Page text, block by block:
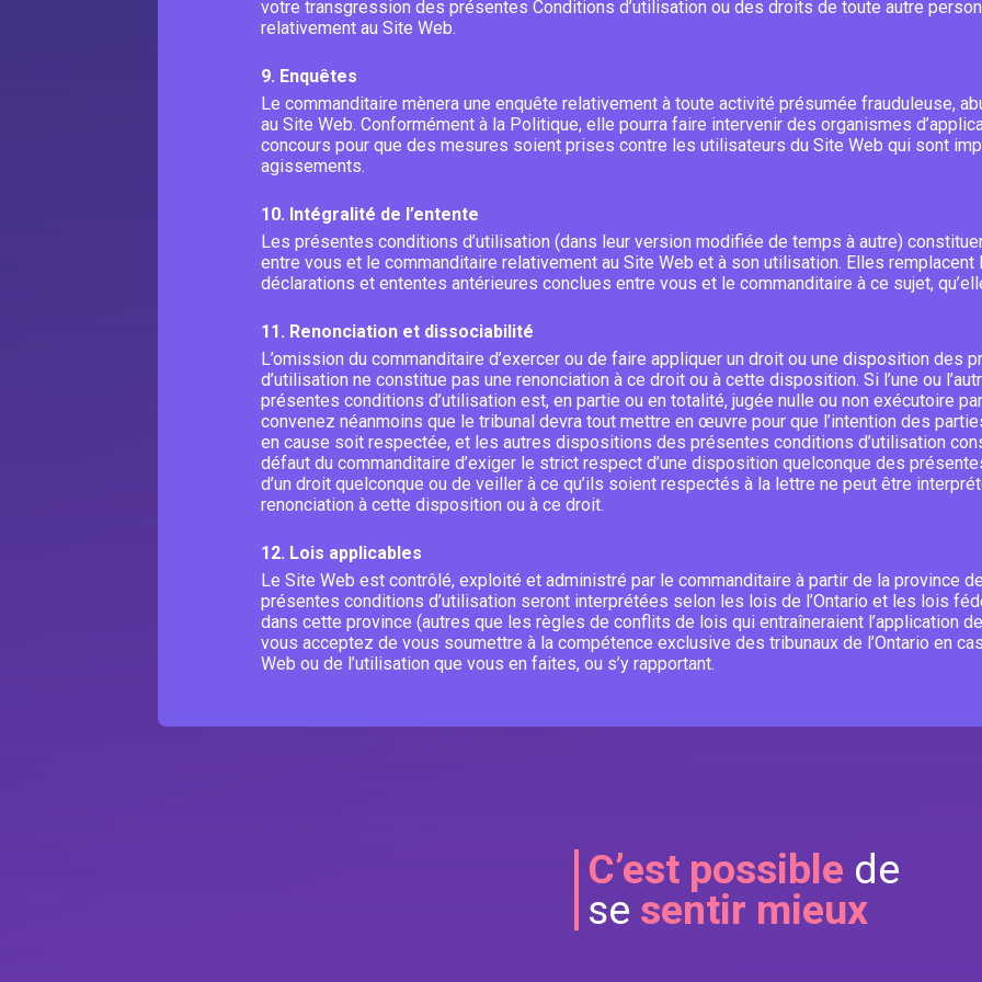
votre transgression des présentes Conditions d’utilisation ou des droits de toute autre
relativement au Site Web.
9. Enquêtes
Le commanditaire mènera une enquête relativement à toute activité présumée frauduleuse,
au Site Web. Conformément à la Politique, elle pourra faire intervenir des organismes
concours pour que des mesures soient prises contre les utilisateurs du Site Web qui sont
agissements.
10. Intégralité de l’entente
Les présentes conditions d’utilisation (dans leur version modifiée de temps à autre)
entre vous et le commanditaire relativement au Site Web et à son utilisation. Elles remplacent
déclarations et ententes antérieures conclues entre vous et le commanditaire à ce sujet,
11. Renonciation et dissociabilité
L’omission du commanditaire d’exercer ou de faire appliquer un droit ou une disposition des
d’utilisation ne constitue pas une renonciation à ce droit ou à cette disposition. Si l’une ou
présentes conditions d’utilisation est, en partie ou en totalité, jugée nulle ou non exécutoire
convenez néanmoins que le tribunal devra tout mettre en œuvre pour que l’intention des
en cause soit respectée, et les autres dispositions des présentes conditions d’utilisation
défaut du commanditaire d’exiger le strict respect d’une disposition quelconque des
d’un droit quelconque ou de veiller à ce qu’ils soient respectés à la lettre ne peut être
renonciation à cette disposition ou à ce droit.
12. Lois applicables
Le Site Web est contrôlé, exploité et administré par le commanditaire à partir de la province de
présentes conditions d’utilisation seront interprétées selon les lois de l’Ontario et les lois
dans cette province (autres que les règles de conflits de lois qui entraîneraient l’application
vous acceptez de vous soumettre à la compétence exclusive des tribunaux de l’Ontario en
Web ou de l’utilisation que vous en faites, ou s’y rapportant.
C’est possible de
se sentir mieux